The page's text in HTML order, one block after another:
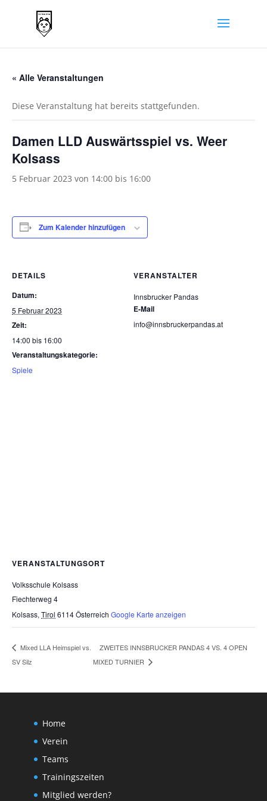
« Alle Veranstaltungen
Diese Veranstaltung hat bereits stattgefunden.
Damen LLD Auswärtsspiel vs. Weer
Kolsass
5 Februar 2023 von 14:00 bis 16:00
Zum Kalender hinzufügen
DETAILS
Datum:
5 Februar 2023
Zeit:
14:00 bis 16:00
Veranstaltungskategorie:
Spiele
VERANSTALTER
Innsbrucker Pandas
E-Mail
info@innsbruckerpandas.at
VERANSTALTUNGSORT
Volksschule Kolsass
Fiechterweg 4
Kolsass, Tirol 6114Österreich Google Karte anzeigen
Mixed LLA Heimspiel vs.
SV Silz
ZWEITES INNSBRUCKER PANDAS 4 VS. 4 OPEN
MIXED TURNIER
Home
Verein
Teams
Trainingszeiten
Mitglied werden?